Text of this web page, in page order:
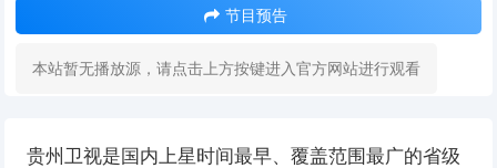
节目预告
本站暂无播放源，请点击上方按键进入官方网站进行观看
贵州卫视是国内上星时间最早、覆盖范围最广的省级